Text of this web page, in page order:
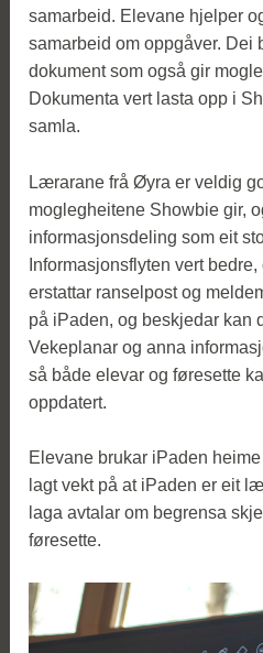
samarbeid. Elevane hjelper
samarbeid om oppgåver. Dei
dokument som også gir
Dokumenta vert lasta opp i
samla.
Lærarane frå Øyra er veldig
moglegheitene Showbie gir,
informasjonsdeling som eit
Informasjonsflyten vert
erstattar ranselpost og
på iPaden, og beskjedar kan
Vekeplanar og anna
så både elevar og føresette
oppdatert.
Elevane brukar iPaden
lagt vekt på at iPaden er eit
laga avtalar om begrensa
føresette.